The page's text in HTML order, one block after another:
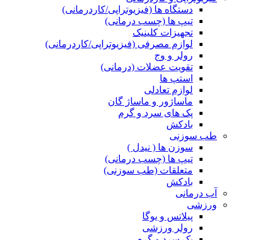
دستگاه ها (فیزیوتراپی/کاردرمانی)
تیپ ها (چسب درمانی)
تجهیزات کلینیک
لوازم مصرفی (فیزیوتراپی/کاردرمانی)
رولر و وج
تقویت عضلات (درمانی)
استپ ها
لوازم تعادلی
ماساژور و ماساژ گان
پک های سرد و گرم
بادکش
طب سوزنی
سوزن ها ( نیدل )
تیپ ها (چسب درمانی)
متعلقات (طب سوزنی)
بادکش
آب درمانی
ورزشی
پیلاتس و یوگا
رولر ورزشی